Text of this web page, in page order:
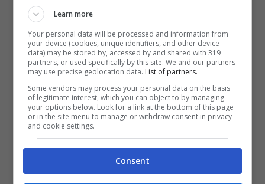
Scherzi memorabili: le burle più epiche del pesce d’aprile
(CANVA FOTO) – Notizie.com
Learn more
Your personal data will be processed and information from
your device (cookies, unique identifiers, and other device
data) may be stored by, accessed by and shared with 319
partners, or used specifically by this site. We and our partners
may use precise geolocation data. List of partners.
Some vendors may process your personal data on the basis
of legitimate interest, which you can object to by managing
your options below. Look for a link at the bottom of this page
or in the site menu to manage or withdraw consent in privacy
and cookie settings.
Consent